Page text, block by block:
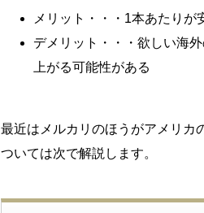
メリット・・・1本あたり
デメリット・・・欲しい海
上がる可能性がある
最近はメルカリのほうがアメリカ
ついては次で解説します。